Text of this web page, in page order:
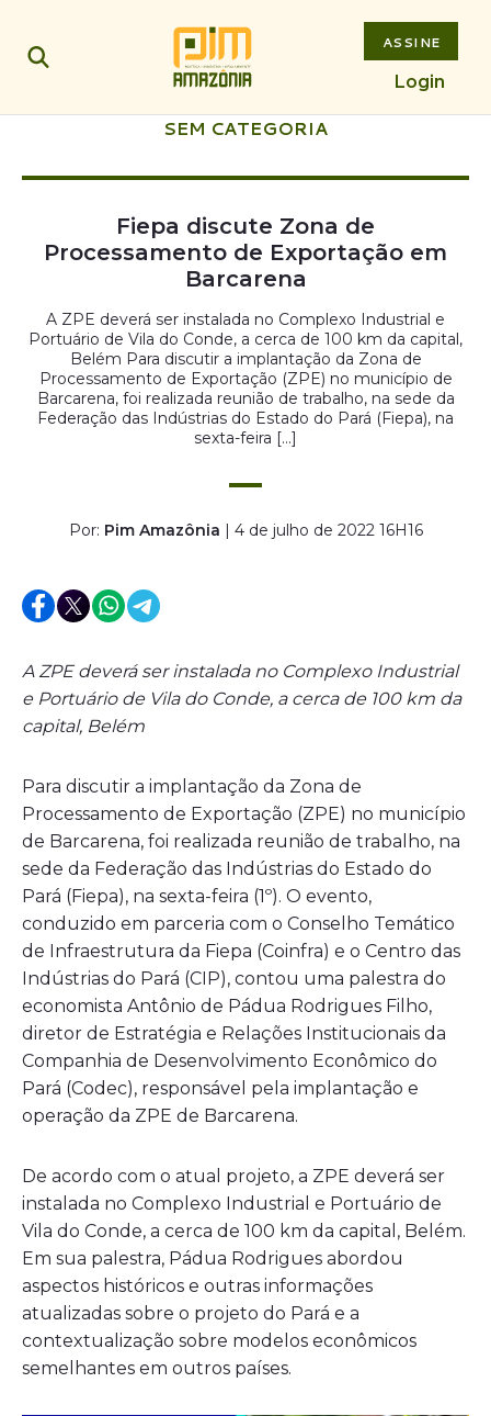
ASSINE
Login
SEM CATEGORIA
Fiepa discute Zona de
Processamento de Exportação em
Barcarena
A ZPE deverá ser instalada no Complexo Industrial e
Portuário de Vila do Conde, a cerca de 100 km da capital,
Belém Para discutir a implantação da Zona de
Processamento de Exportação (ZPE) no município de
Barcarena, foi realizada reunião de trabalho, na sede da
Federação das Indústrias do Estado do Pará (Fiepa), na
sexta-feira […]
Por: Pim Amazônia | 4 de julho de 2022 16H16
A ZPE deverá ser instalada no Complexo Industrial
e Portuário de Vila do Conde, a cerca de 100 km da
capital, Belém
Para discutir a implantação da Zona de
Processamento de Exportação (ZPE) no município
de Barcarena, foi realizada reunião de trabalho, na
sede da Federação das Indústrias do Estado do
Pará (Fiepa), na sexta-feira (1º). O evento,
conduzido em parceria com o Conselho Temático
de Infraestrutura da Fiepa (Coinfra) e o Centro das
Indústrias do Pará (CIP), contou uma palestra do
economista Antônio de Pádua Rodrigues Filho,
diretor de Estratégia e Relações Institucionais da
Companhia de Desenvolvimento Econômico do
Pará (Codec), responsável pela implantação e
operação da ZPE de Barcarena.
De acordo com o atual projeto, a ZPE deverá ser
instalada no Complexo Industrial e Portuário de
Vila do Conde, a cerca de 100 km da capital, Belém.
Em sua palestra, Pádua Rodrigues abordou
aspectos históricos e outras informações
atualizadas sobre o projeto do Pará e a
contextualização sobre modelos econômicos
semelhantes em outros países.